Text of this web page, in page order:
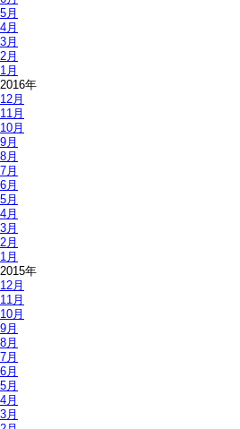
5月
4月
3月
2月
1月
2016年
12月
11月
10月
9月
8月
7月
6月
5月
4月
3月
2月
1月
2015年
12月
11月
10月
9月
8月
7月
6月
5月
4月
3月